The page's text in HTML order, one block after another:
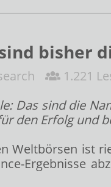
bisher
1.221
Das sind die
den Erfolg und
Weltbörsen ist
Ergebnisse